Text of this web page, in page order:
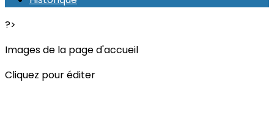
?>
Images de la page d'accueil
Cliquez pour éditer